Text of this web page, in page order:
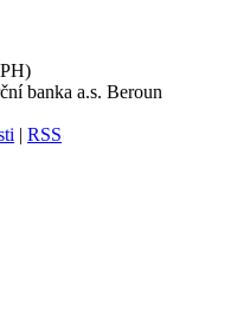
banka a.s. Beroun
| RSS